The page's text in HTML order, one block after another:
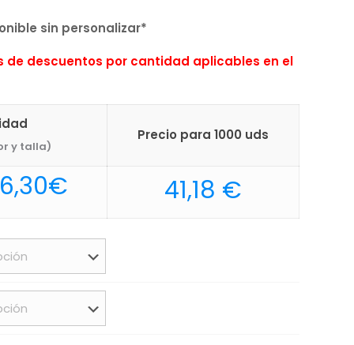
sin personalizar*
de descuentos por cantidad aplicables en el
y talla)
Precio para 1000 uds
€Rango
precios:
desde
80,00€
hasta
96,30€
41,18 €